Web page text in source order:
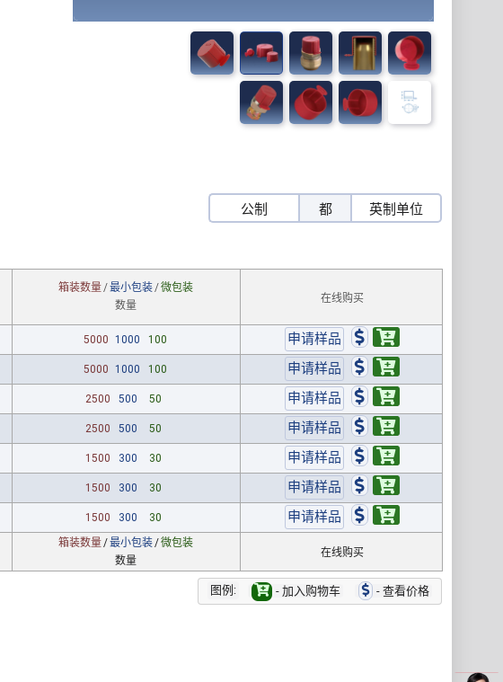
公制 都 英制单位
箱装数量/最小包装/微包装
数量
在线购买
5000 1000 100
5000 1000 100
2500 500 50
2500 500 50
1500 300 30
1500 300 30
1500 300 30
箱装数量/最小包装/微包装
数量
在线购买
图例: - 加入购物车 - 查看价格